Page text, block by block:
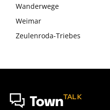
Wanderwege
Weimar
Zeulenroda-Triebes
TownTALK